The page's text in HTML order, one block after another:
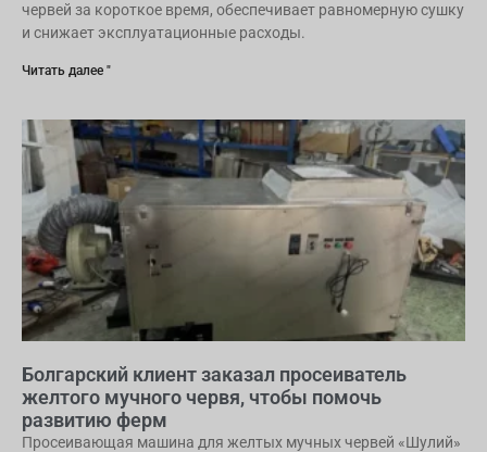
червей за короткое время, обеспечивает равномерную сушку
и снижает эксплуатационные расходы.
Читать далее "
Болгарский клиент заказал просеиватель
желтого мучного червя, чтобы помочь
развитию ферм
Просеивающая машина для желтых мучных червей «Шулий»